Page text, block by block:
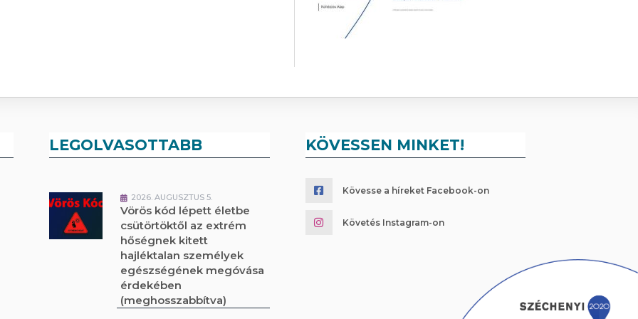
LEGOLVASOTTABB
2026. AUGUSZTUS 5.
Vörös kód lépett életbe
csütörtöktől az extrém
hőségnek kitett
hajléktalan személyek
egészségének megóvása
érdekében
(meghosszabbítva)
KÖVESSEN MINKET!
Kövesse a híreket Facebook-on
Követés Instagram-on